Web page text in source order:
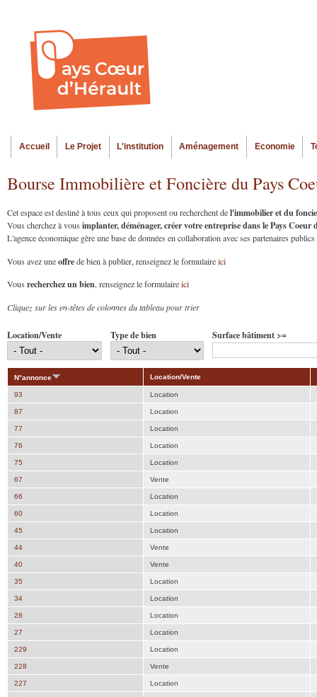
Menu principal
Accueil Le Projet L'institution Aménagement Economie
Bourse Immobilière et Foncière du Pays
Cet espace est destiné à tous ceux qui proposent ou recherchent del'immobilier et du
Vous cherchez à vous implanter, déménager, créer votre entreprise dans le Pays
L'agence économique gère une base de données en collaboration avec ses partenaires
Vous avez uneoffrede bien à publier, renseignez le formulaireici
Vous recherchez un bien, renseignez le formulaireici
Cliquez sur les en-têtes de colonnes du tableau pour trier
Location/Vente Type de bien Surface bâtiment >=
N°annonce Location/Vente
93 Location
87 Location
77 Location
76 Location
75 Location
67 Vente
66 Location
60 Location
45 Location
44 Vente
40 Vente
35 Location
34 Location
28 Location
27 Location
229 Location
228 Vente
227 Location